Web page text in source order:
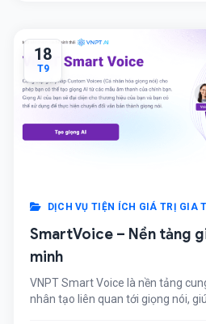
18
T9
DỊCH VỤ TIỆN ÍCH GIÁ TRỊ GIA
SmartVoice – Nền tảng
minh
VNPT Smart Voice là nền tảng
nhân tạo liên quan tới giọng nói,